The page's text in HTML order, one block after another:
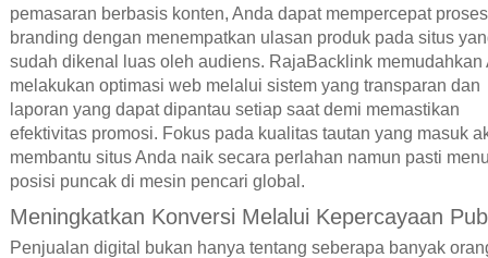
pemasaran berbasis konten, Anda dapat mempercepat proses
branding dengan menempatkan ulasan produk pada situs
sudah dikenal luas oleh audiens. RajaBacklink memudahkan
melakukan optimasi web melalui sistem yang transparan dan
laporan yang dapat dipantau setiap saat demi memastikan
efektivitas promosi. Fokus pada kualitas tautan yang masuk
membantu situs Anda naik secara perlahan namun pasti
posisi puncak di mesin pencari global.
Meningkatkan Konversi Melalui Kepercayaan
Penjualan digital bukan hanya tentang seberapa banyak